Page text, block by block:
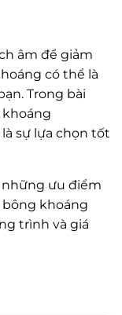
âm để giảm
có thể là
Trong bài
khoáng
là sự lựa chọn tốt
ưu điểm
bông khoáng
trình và giá